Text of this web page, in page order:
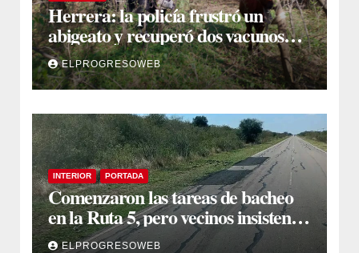
Herrera: la policía frustró un
abigeato y recuperó dos vacunos
ocultos en una zona montuosa
ELPROGRESOWEB
INTERIOR PORTADA
Comenzaron las tareas de bacheo
en la Ruta 5, pero vecinos insisten
en un reclamo integral
ELPROGRESOWEB